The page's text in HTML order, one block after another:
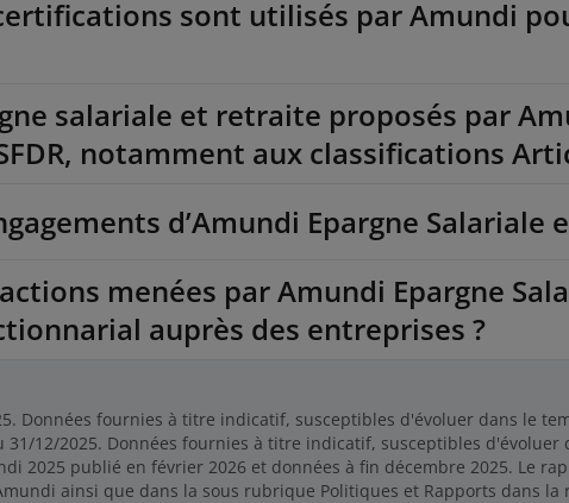
sont utilisés par Amundi
salariale et retraite proposés par
notamment aux classifications
d’Amundi Epargne
menées par Amundi Epargne
auprès des entreprises ?
Données fournies à titre indicatif, susceptibles d'évoluer dans le
31/12/2025. Données fournies à titre indicatif, susceptibles d'évoluer
2025 publié en février 2026 et données à fin décembre 2025. Le
ainsi que dans la sous rubrique Politiques et Rapports dans